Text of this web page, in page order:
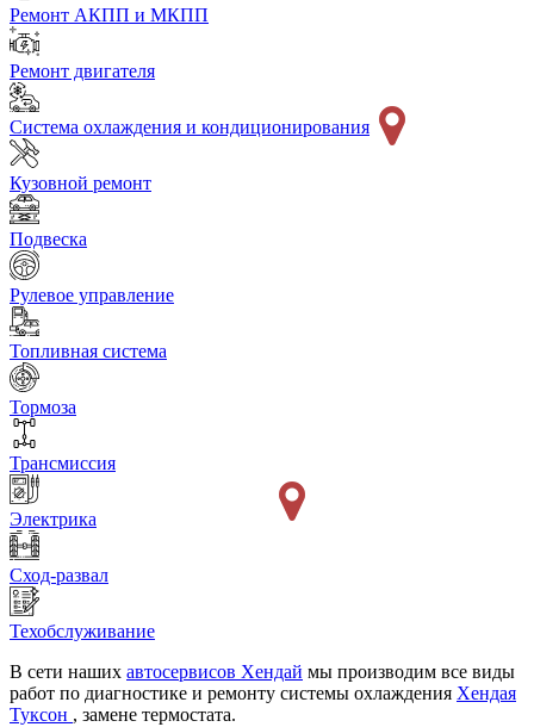
Ремонт АКПП и МКПП
Ремонт двигателя
Система охлаждения и кондиционирования
Кузовной ремонт
Подвеска
Рулевое управление
Топливная система
Тормоза
Трансмиссия
Электрика
Сход-развал
Техобслуживание
В сети наших автосервисов Хендай мы производим все виды
работ по диагностике и ремонту системы охлаждения Хендая
Туксон , замене термостата.